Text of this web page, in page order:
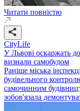
Читати повністю
CityLife
У Львові оскаржать
визнали самобудом
Раніше міська
будівельного
самочинним
зобов'язала